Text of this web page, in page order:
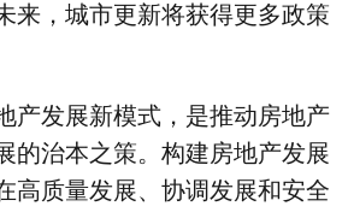
来，城市更新将获得更多政策
发展新模式，是推动房地产
的治本之策。构建房地产发展
高质量发展、协调发展和安全